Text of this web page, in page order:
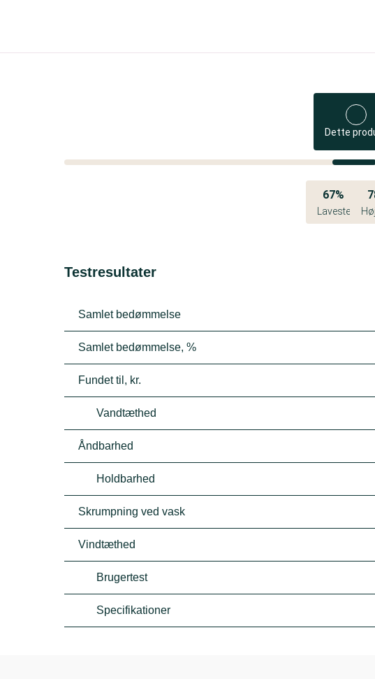
Dette
67%
Laveste
Testresultater
Samlet bedømmelse
Samlet bedømmelse, %
Fundet til, kr.
Vandtæthed
Åndbarhed
Holdbarhed
Skrumpning ved vask
Vindtæthed
Brugertest
Specifikationer